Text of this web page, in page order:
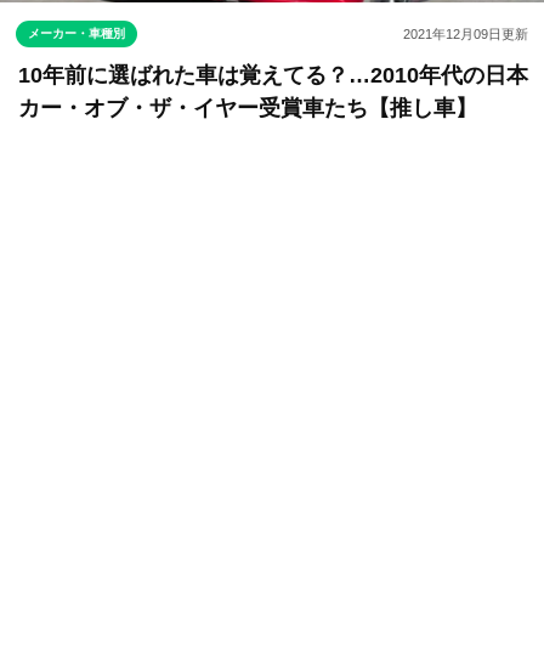
メーカー・車種別 2021年12月09日更新
10年前に選ばれた車は覚えてる？…2010年代の日本
カー・オブ・ザ・イヤー受賞車たち【推し車】